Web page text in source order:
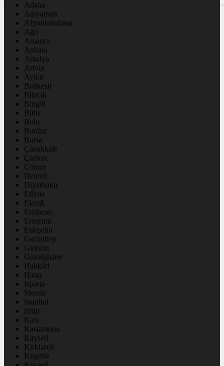
Adana
Adıyaman
Afyonkarahisar
Ağrı
Amasya
Ankara
Antalya
Artvin
Aydın
Balıkesir
Bilecik
Bingöl
Bitlis
Bolu
Burdur
Bursa
Çanakkale
Çankırı
Çorum
Denizli
Diyarbakır
Edirne
Elazığ
Erzincan
Erzurum
Eskişehir
Gaziantep
Giresun
Gümüşhane
Hakkâri
Hatay
Isparta
Mersin
istanbul
izmir
Kars
Kastamonu
Kayseri
Kırklareli
Kırşehir